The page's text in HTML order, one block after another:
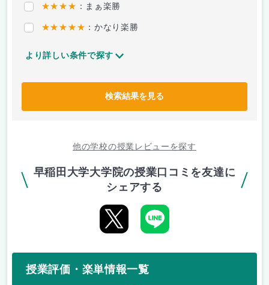
★★★★ ：まぁ楽勝
★★★★★ ：かなり楽勝
より詳しい条件で探す
検索結果を見る
他の学校の授業レビューを探す
早稲田大学大学院の授業口コミを友達に
シェアする
授業評価・楽単情報一覧